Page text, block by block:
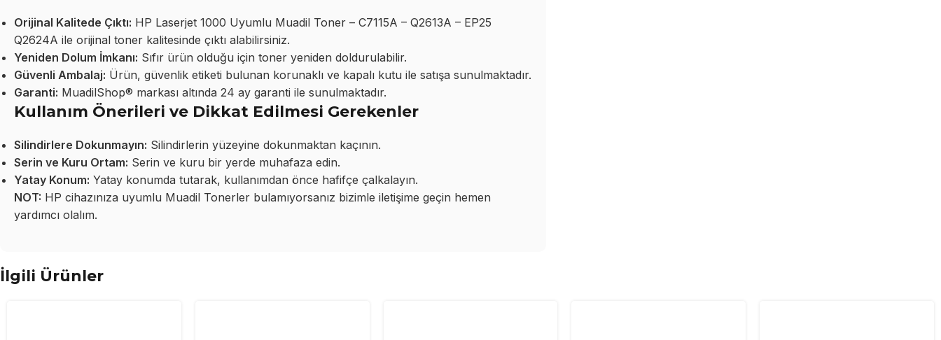
Orijinal Kalitede Çıktı: HP Laserjet 1000 Uyumlu Muadil Toner – C7115A – Q2613A – EP25
Q2624A ile orijinal toner kalitesinde çıktı alabilirsiniz.
Yeniden Dolum İmkanı: Sıfır ürün olduğu için toner yeniden doldurulabilir.
Güvenli Ambalaj: Ürün, güvenlik etiketi bulunan korunaklı ve kapalı kutu ile satışa sunulmaktadır.
Garanti: MuadilShop® markası altında 24 ay garanti ile sunulmaktadır.
Kullanım Önerileri ve Dikkat Edilmesi Gerekenler
Silindirlere Dokunmayın: Silindirlerin yüzeyine dokunmaktan kaçının.
Serin ve Kuru Ortam: Serin ve kuru bir yerde muhafaza edin.
Yatay Konum: Yatay konumda tutarak, kullanımdan önce hafifçe çalkalayın.
NOT: HP cihazınıza uyumlu Muadil Tonerler bulamıyorsanız bizimle iletişime geçin hemen
yardımcı olalım.
İlgili Ürünler